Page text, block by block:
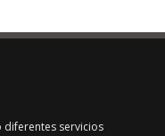
diferentes servicios